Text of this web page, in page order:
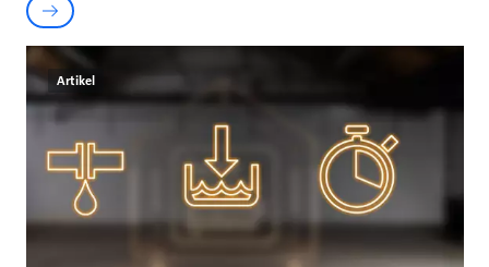
Artikel